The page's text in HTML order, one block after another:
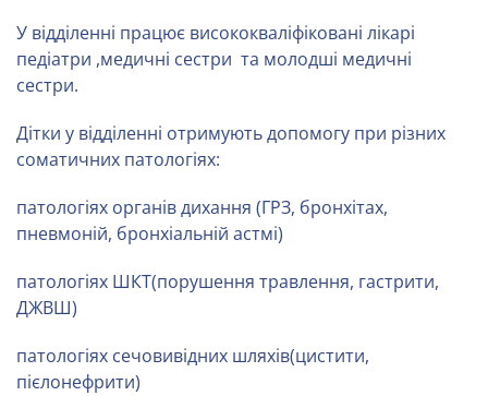
У відділенні працює висококваліфіковані лікарі
педіатри ,медичні сестри та молодші медичні
сестри.
Дітки у відділенні отримують допомогу при різних
соматичних патологіях:
патологіях органів дихання (ГРЗ, бронхітах,
пневмоній, бронхіальній астмі)
патологіях ШКТ(порушення травлення, гастрити,
ДЖВШ)
патологіях сечовивідних шляхів(цистити,
пієлонефрити)